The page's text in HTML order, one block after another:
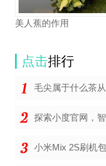
美人蕉的作用
点击排行
毛尖属于什么茶
探索小度官网，